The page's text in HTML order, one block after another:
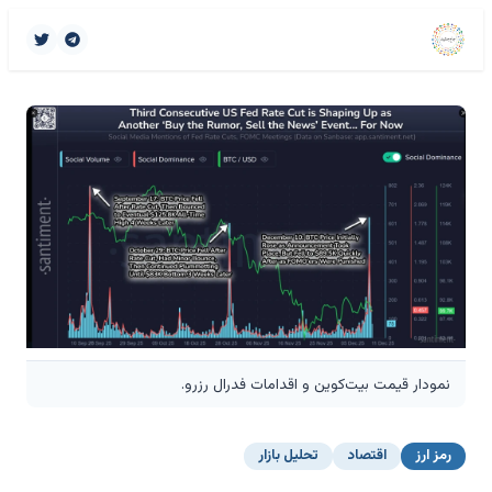
نمودار قیمت بیت‌کوین و اقدامات فدرال رزرو.
رمز ارز اقتصاد تحلیل بازار